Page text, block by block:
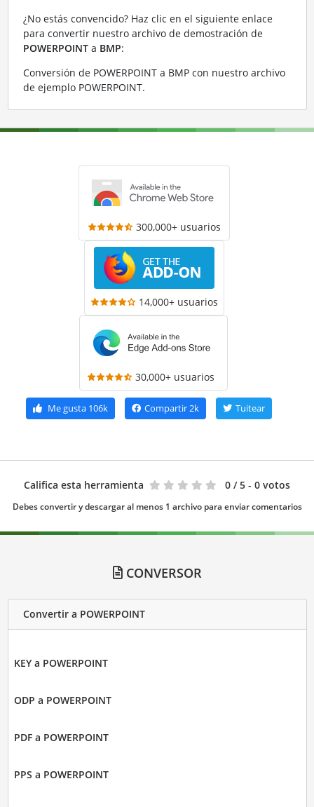
¿No estás convencido? Haz clic en el siguiente enlace
para convertir nuestro archivo de demostración de
POWERPOINTa BMP:
Conversión de POWERPOINT a BMP con nuestro archivo
de ejemplo POWERPOINT.
300,000+ usuarios
14,000+ usuarios
30,000+ usuarios
Me gusta106k Compartir2k Tuitear
Califica esta herramienta 0 / 5 - 0 votos
Debes convertir y descargar al menos 1 archivo para enviar comentarios
CONVERSOR
Convertir a POWERPOINT
KEY a POWERPOINT
ODP a POWERPOINT
PDF a POWERPOINT
PPS a POWERPOINT